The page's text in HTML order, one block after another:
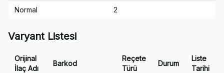
Normal 2
Varyant Listesi
Orijinal
İlaç Adı
Barkod
Reçete
Türü
Durum
Liste
Tarihi